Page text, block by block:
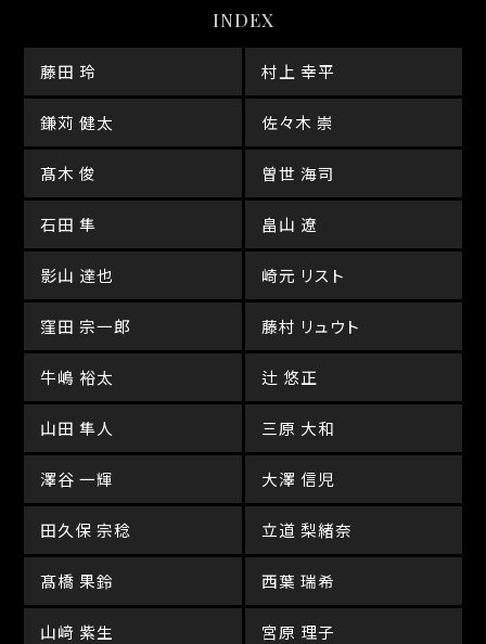
INDEX
藤田 玲 村上 幸平
鎌苅 健太 佐々木 崇
髙木 俊 曽世 海司
石田 隼 畠山 遼
影山 達也 崎元 リスト
窪田 宗一郎 藤村 リュウト
牛嶋 裕太 辻 悠正
山田 隼人 三原 大和
澤谷 一輝 大澤 信児
田久保 宗稔 立道 梨緒奈
髙橋 果鈴 西葉 瑞希
山﨑 紫生 宮原 理子